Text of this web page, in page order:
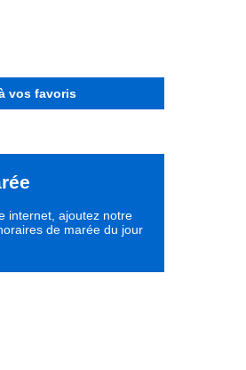
vos favoris
internet, ajoutez notre
de marée du jour